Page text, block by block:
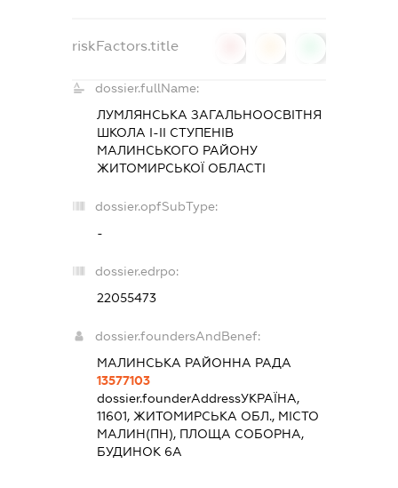
riskFactors.title
dossier.fullName:
ЛУМЛЯНСЬКА ЗАГАЛЬНООСВІТНЯ
ШКОЛА І-ІІ СТУПЕНІВ
МАЛИНСЬКОГО РАЙОНУ
ЖИТОМИРСЬКОЇ ОБЛАСТІ
dossier.opfSubType:
-
dossier.edrpo:
22055473
dossier.foundersAndBenef:
МАЛИНСЬКА РАЙОННА РАДА
13577103
dossier.founderAddressУКРАЇНА,
11601, ЖИТОМИРСЬКА ОБЛ., МІСТО
МАЛИН(ПН), ПЛОЩА СОБОРНА,
БУДИНОК 6А